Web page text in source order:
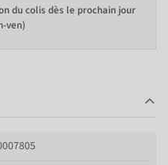
du colis dès le prochain jour
ven)